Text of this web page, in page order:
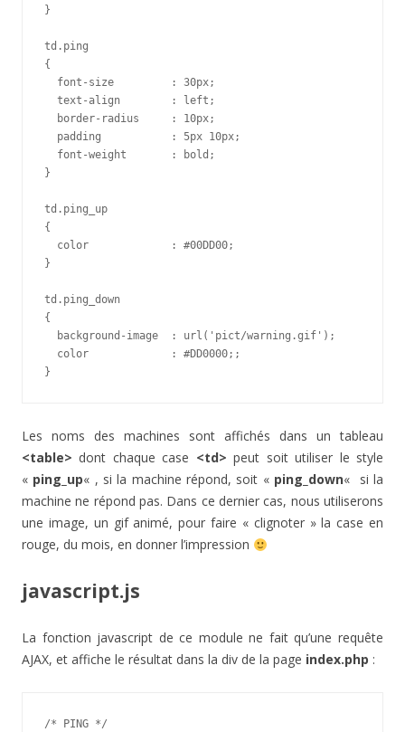
}
td.ping
{
font-size         : 30px;
text-align        : left;
border-radius     : 10px;
padding           : 5px 10px;
font-weight       : bold;
}
td.ping_up
{
color             : #00DD00;
}
td.ping_down
{
background-image  : url('pict/warning.gif');
color             : #DD0000;;
}
Les noms des machines sont affichés dans un tableau
<table> dont chaque case <td> peut soit utiliser le style
« ping_up« , si la machine répond, soit « ping_down«
si la
machine ne répond pas. Dans ce dernier cas, nous utiliserons
une image, un gif animé, pour faire « clignoter » la case en
rouge, du mois, en donner l’impression
javascript.js
La fonction javascript de ce module ne fait qu’une requête
AJAX, et affiche le résultat dans la div de la page index.php :
/* PING */